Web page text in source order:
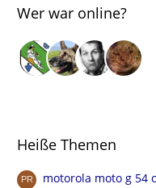
Wer war online?
Heiße Themen
motorola moto g 54